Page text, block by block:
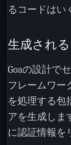
るコードはい
生成され
Goaの設計で
フレームワー
を処理する包
アを生成しま
に認証情報を